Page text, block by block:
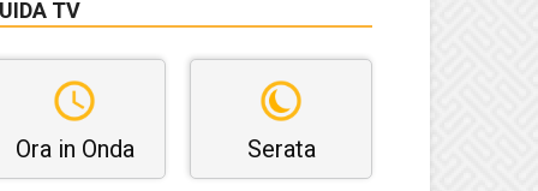
TV
Ora in Onda Serata